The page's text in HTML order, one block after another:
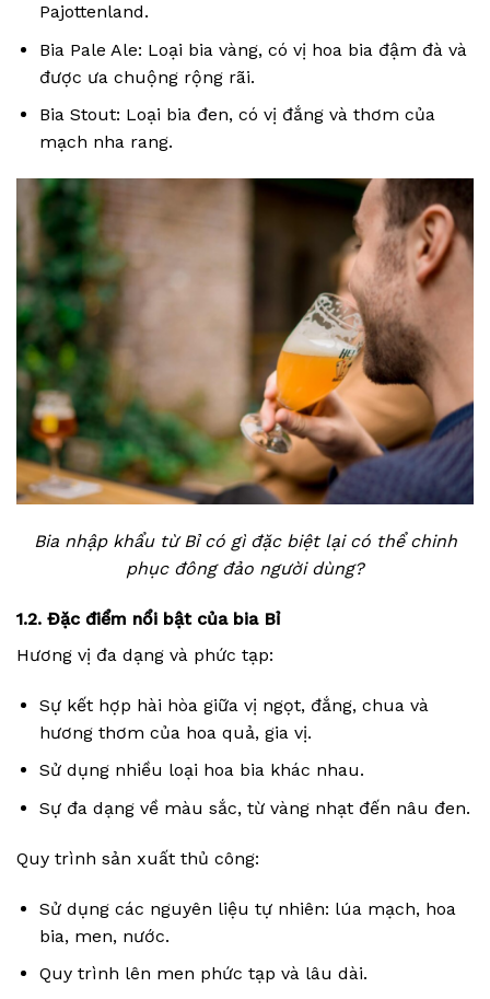
Pajottenland.
Bia Pale Ale: Loại bia vàng, có vị hoa bia đậm đà và
được ưa chuộng rộng rãi.
Bia Stout: Loại bia đen, có vị đắng và thơm của
mạch nha rang.
Bia nhập khẩu từ Bỉ có gì đặc biệt lại có thể chinh
phục đông đảo người dùng?
1.2. Đặc điểm nổi bật của bia Bỉ
Hương vị đa dạng và phức tạp:
Sự kết hợp hài hòa giữa vị ngọt, đắng, chua và
hương thơm của hoa quả, gia vị.
Sử dụng nhiều loại hoa bia khác nhau.
Sự đa dạng về màu sắc, từ vàng nhạt đến nâu đen.
Quy trình sản xuất thủ công:
Sử dụng các nguyên liệu tự nhiên: lúa mạch, hoa
bia, men, nước.
Quy trình lên men phức tạp và lâu dài.